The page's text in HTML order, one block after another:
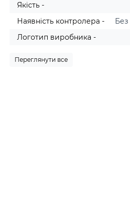
Якість -
Наявність контролера -
Логотип виробника -
Переглянути все